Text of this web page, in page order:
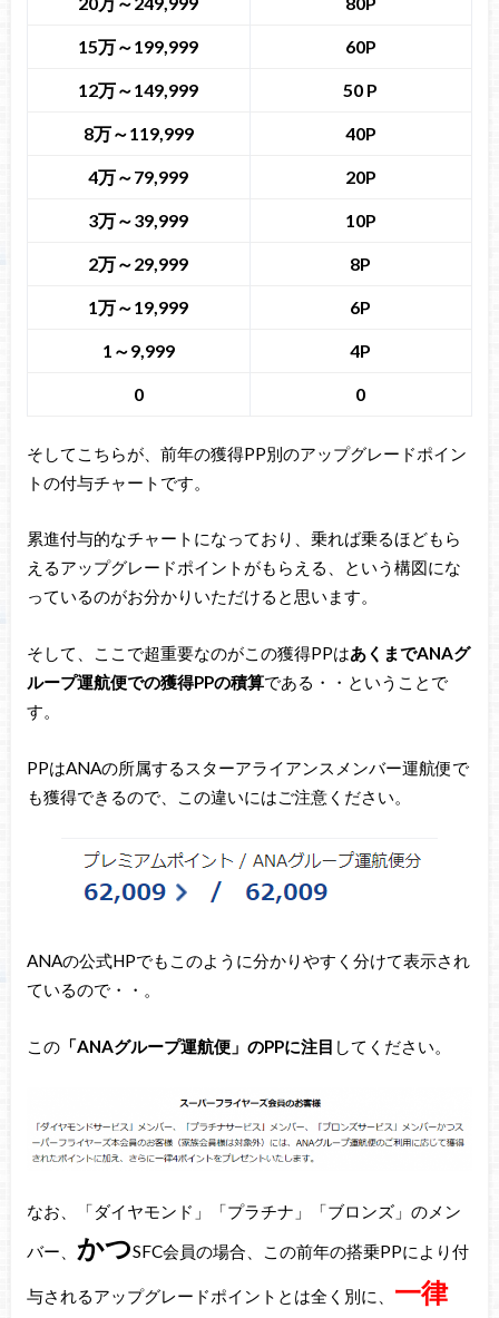
15万～199,999 60P
12万～149,999 50 P
8万～119,999 40P
4万～79,999 20P
3万～39,999 10P
2万～29,999 8P
1万～19,999 6P
1～9,999 4P
0 0
そしてこちらが、前年の獲得PP別のアップグレードポイン
トの付与チャートです。
累進付与的なチャートになっており、乗れば乗るほどもら
えるアップグレードポイントがもらえる、という構図にな
っているのがお分かりいただけると思います。
そして、ここで超重要なのがこの獲得PPはあくまでANAグ
ループ運航便での獲得PPの積算である・・ということで
す。
PPはANAの所属するスターアライアンスメンバー運航便で
も獲得できるので、この違いにはご注意ください。
ANAの公式HPでもこのように分かりやすく分けて表示され
ているので・・。
この「ANAグループ運航便」のPPに注目 してください。
なお、「ダイヤモンド」「プラチナ」「ブロンズ」のメン
バー、 かつSFC会員の場合、この前年の搭乗PPにより付
与されるアップグレードポイントとは全く別に、 一律